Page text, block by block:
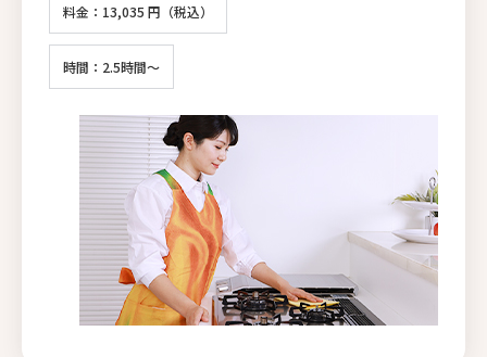
料金：13,035 円（税込）
時間：2.5時間～